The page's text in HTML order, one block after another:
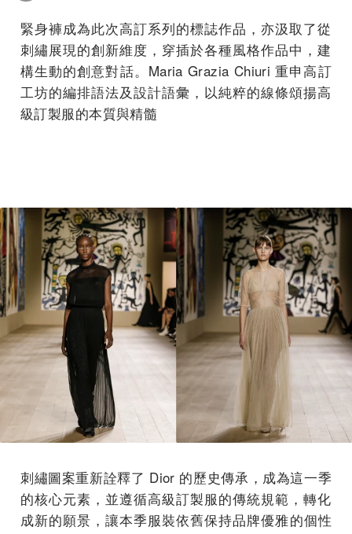
緊身褲成為此次高訂系列的標誌作品， 亦汲取了從
刺繡展現的創新維度，穿插於各種風格作品中， 建
構生動的創意對話。Maria Grazia Chiuri 重申高訂
工坊的編排語法及設計語彙， 以純粹的線條頌揚高
級訂製服的本質與精髓
刺繡圖案重新詮釋了 Dior 的歷史傳承，成為這一季
的核心元素， 並遵循高級訂製服的傳統規範，轉化
成新的願景，讓本季服裝依舊保持品牌優雅的個性